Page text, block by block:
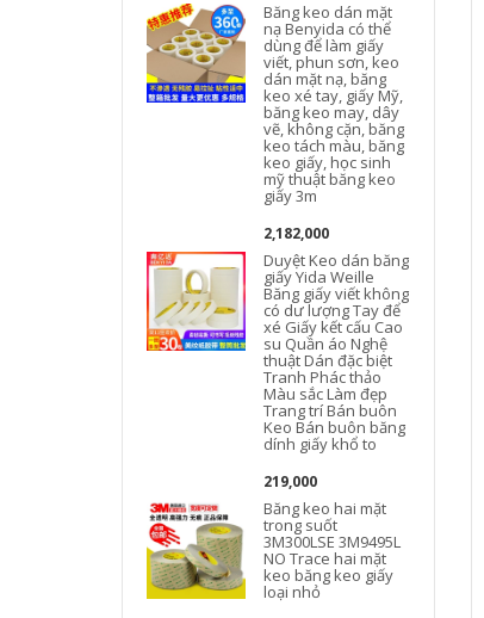
Băng keo dán mặt
nạ Benyida có thể
dùng để làm giấy
viết, phun sơn, keo
dán mặt nạ, băng
keo xé tay, giấy Mỹ,
băng keo may, dây
vẽ, không cặn, băng
keo tách màu, băng
keo giấy, học sinh
mỹ thuật băng keo
giấy 3m
2,182,000
Duyệt Keo dán băng
giấy Yida Weille
Băng giấy viết không
có dư lượng Tay để
xé Giấy kết cấu Cao
su Quần áo Nghệ
thuật Dán đặc biệt
Tranh Phác thảo
Màu sắc Làm đẹp
Trang trí Bán buôn
Keo Bán buôn băng
dính giấy khổ to
219,000
Băng keo hai mặt
trong suốt
3M300LSE 3M9495L
NO Trace hai mặt
keo băng keo giấy
loại nhỏ